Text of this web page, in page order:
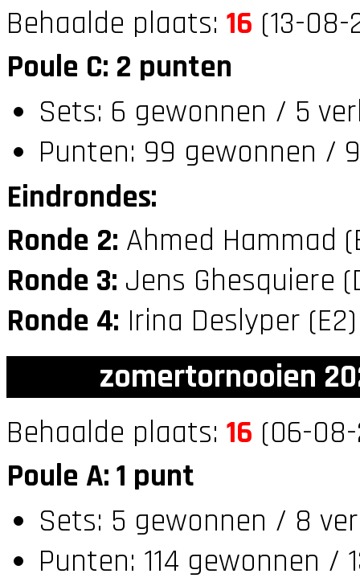
Behaalde plaats: 16 (13-
Poule C: 2 punten
Sets: 6 gewonnen / 5
Punten: 99 gewonnen /
Eindrondes:
Ronde 2: Ahmed Hammad
Ronde 3: Jens Ghesquiere
Ronde 4: Irina Deslyper
zomertornooien
Behaalde plaats: 16 (06-
Poule A: 1 punt
Sets: 5 gewonnen / 8
Punten: 114 gewonnen /